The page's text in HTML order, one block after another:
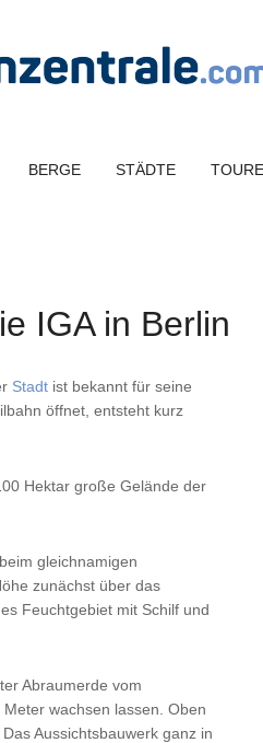
BERGE STÄDTE
IGA in Berlin
Stadt ist bekannt für seine
öffnet, entsteht kurz
Hektar große Gelände der
gleichnamigen
zunächst über das
Feuchtgebiet mit Schilf und
Abraumerde vom
wachsen lassen. Oben
Aussichtsbauwerk ganz in